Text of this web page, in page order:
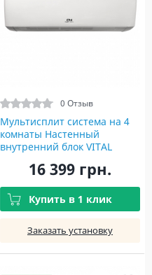
0 Отзыв
Мультисплит система на 4
комнаты Настенный
внутренний блок VITAL
S24FTXF-NG(I)
16 399 грн.
Купить в 1 клик
Заказать установку